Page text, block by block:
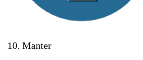
10. Manter